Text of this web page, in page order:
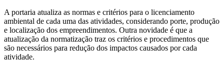
A portaria atualiza as normas e critérios para o licenciamento
ambiental de cada uma das atividades, considerando porte, produção
e localização dos empreendimentos. Outra novidade é que a
atualização da normatização traz os critérios e procedimentos que
são necessários para redução dos impactos causados por cada
atividade.